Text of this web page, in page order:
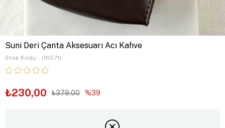
Suni Deri Çanta Aksesuarı Acı Kahve
Stok Kodu (16571)
₺379,00
₺230,00 39